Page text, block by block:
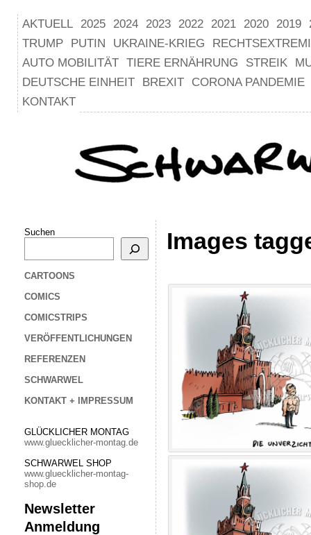
AKTUELL 2025 2024 2023 2022 2021 2020 2019
TRUMP
PUTIN UKRAINE-KRIEG
AUTO MOBILITÄT TIERE ERNÄHRUNG STREIK
DEUTSCHE EINHEIT
BREXIT
CORONA PANDEMIE
KONTAKT
Suchen
CARTOONS
COMICS
COMICSTRIPS
VERÖFFENTLICHUNGEN
REFERENZEN
SCHWARWEL
KONTAKT + IMPRESSUM
GLÜCKLICHER MONTAG
www.gluecklicher-montag.de
SCHWARWEL SHOP
www.gluecklicher-montag-
shop.de
Newsletter
Anmeldung
Images